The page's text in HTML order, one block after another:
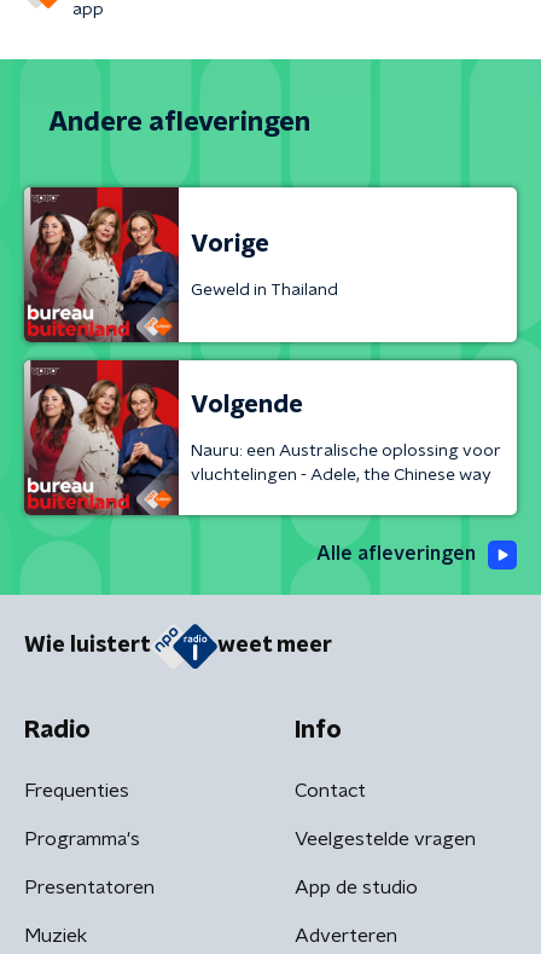
app
Andere afleveringen
Vorige
Geweld in Thailand
Volgende
Nauru: een Australische oplossing voor
vluchtelingen - Adele, the Chinese way
Alle afleveringen
Wie luistert weet meer
Radio
Frequenties
Programma's
Presentatoren
Muziek
Info
Contact
Veelgestelde vragen
App de studio
Adverteren